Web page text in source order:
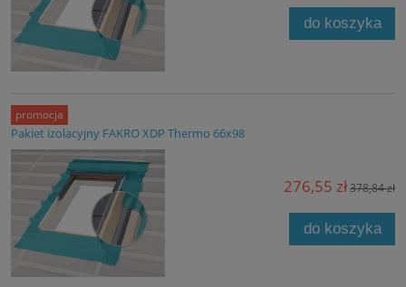
do koszyka
Pakiet izolacyjny FAKRO XDP Thermo 66x98
276,55 zł378,84 zł
do koszyka
promocja